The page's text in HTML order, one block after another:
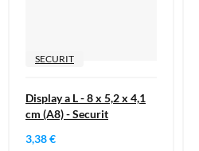
SECURIT
Display a L - 8 x 5,2 x 4,1
cm (A8) - Securit
3,38 €